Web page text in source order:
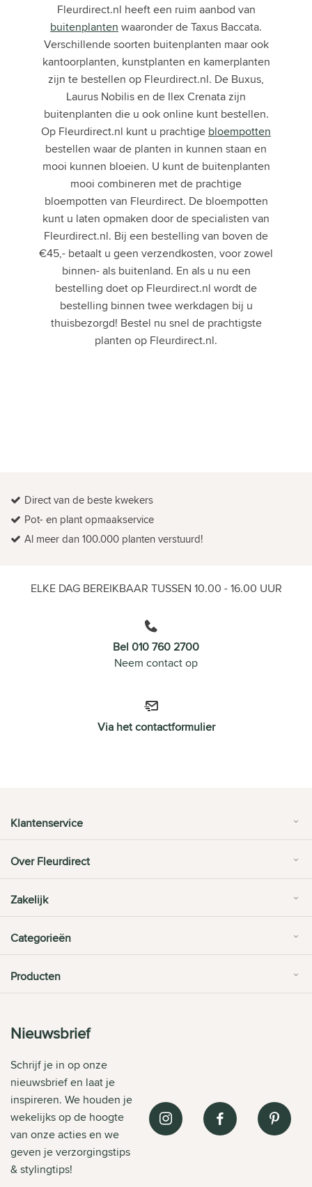
Fleurdirect.nl heeft een ruim aanbod van
buitenplanten waaronder de Taxus Baccata.
Verschillende soorten buitenplanten maar ook
kantoorplanten, kunstplanten en kamerplanten
zijn te bestellen op Fleurdirect.nl. De Buxus,
Laurus Nobilis en de Ilex Crenata zijn
buitenplanten die u ook online kunt bestellen.
Op Fleurdirect.nl kunt u prachtige bloempotten
bestellen waar de planten in kunnen staan en
mooi kunnen bloeien. U kunt de buitenplanten
mooi combineren met de prachtige
bloempotten van Fleurdirect. De bloempotten
kunt u laten opmaken door de specialisten van
Fleurdirect.nl. Bij een bestelling van boven de
€45,- betaalt u geen verzendkosten, voor zowel
binnen- als buitenland. En als u nu een
bestelling doet op Fleurdirect.nl wordt de
bestelling binnen twee werkdagen bij u
thuisbezorgd! Bestel nu snel de prachtigste
planten op Fleurdirect.nl.
Direct van de beste kwekers
Pot- en plant opmaakservice
Al meer dan 100.000 planten verstuurd!
ELKE DAG BEREIKBAAR TUSSEN 10.00 - 16.00 UUR
Bel 010 760 2700
Neem contact op
Via het contactformulier
Klantenservice
Over Fleurdirect
Zakelijk
Categorieën
Producten
Nieuwsbrief
Schrijf je in op onze
nieuwsbrief en laat je
inspireren. We houden je
wekelijks op de hoogte
van onze acties en we
geven je verzorgingstips
& stylingtips!